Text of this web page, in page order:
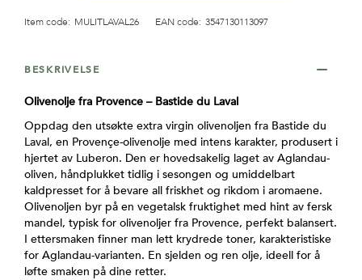
Item code: MULITLAVAL26 EAN code: 3547130113097
BESKRIVELSE
Olivenolje fra Provence – Bastide du Laval​
Oppdag den utsøkte extra virgin olivenoljen fra Bastide du
Laval, en Provençe-olivenolje med intens karakter, produsert i
hjertet av Luberon. Den er hovedsakelig laget av Aglandau-
oliven, håndplukket tidlig i sesongen og umiddelbart
kaldpresset for å bevare all friskhet og rikdom i aromaene.
Olivenoljen byr på en vegetalsk fruktighet med hint av fersk
mandel, typisk for olivenoljer fra Provence, perfekt balansert.
I ettersmaken finner man lett krydrede toner, karakteristiske
for Aglandau-varianten. En sjelden og ren olje, ideell for å
løfte smaken på dine retter.